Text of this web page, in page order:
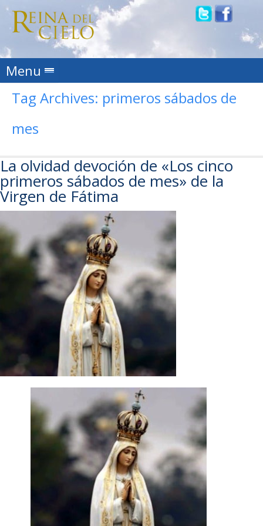
Menu Skip to content
Tag Archives: primeros sábados de
mes
La olvidad devoción de «Los cinco
primeros sábados de mes» de la
Virgen de Fátima